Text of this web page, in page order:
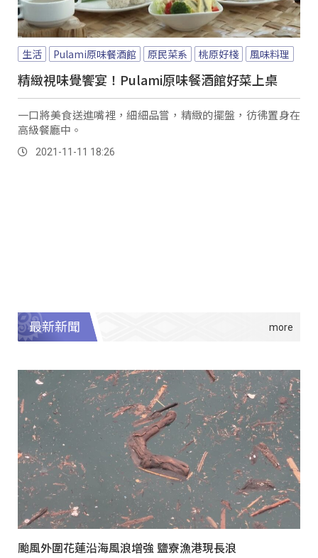
生活 Pulami原味餐酒館 原民菜系 桃原好棧 風味料理
精緻視味覺饗宴！Pulami原味餐酒館好菜上桌
一口將美食送進嘴裡，細細品嘗，精緻的擺盤，彷彿置身在
高級餐廳中。
2021-11-11 18:26
最新新聞
颱風外圍花蓮沿海風浪增強 鹽寮漁港現長浪